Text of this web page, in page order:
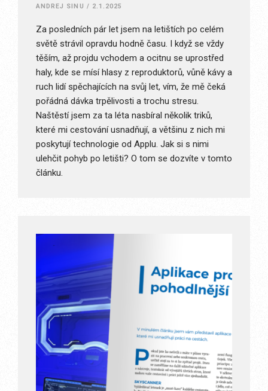
ANDREJ SINU / 2.1.2025
Za posledních pár let jsem na letištích po celém
světě strávil opravdu hodně času. I když se vždy
těším, až projdu vchodem a ocitnu se uprostřed
haly, kde se mísí hlasy z reproduktorů, vůně kávy a
ruch lidí spěchajících na svůj let, vím, že mě čeká
pořádná dávka trpělivosti a trochu stresu.
Naštěstí jsem za ta léta nasbíral několik triků,
které mi cestování usnadňují, a většinu z nich mi
poskytují technologie od Applu. Jak si s nimi
ulehčit pohyb po letišti? O tom se dozvíte v tomto
článku.